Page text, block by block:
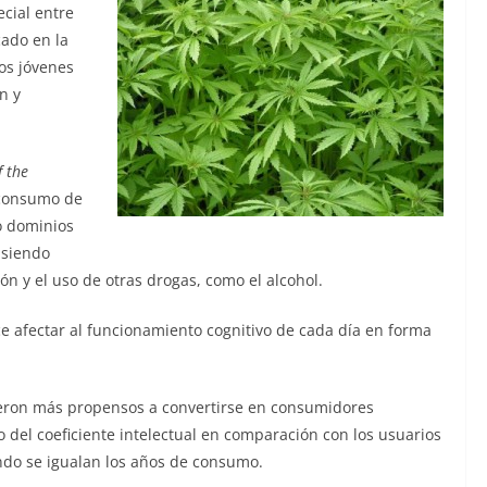
entre
en la
jóvenes
y
the
de
dominios
y el uso de otras drogas, como el alcohol.
afectar al funcionamiento cognitivo de cada día en forma
más propensos a convertirse en consumidores
coeficiente intelectual en comparación con los usuarios
se igualan los años de consumo.